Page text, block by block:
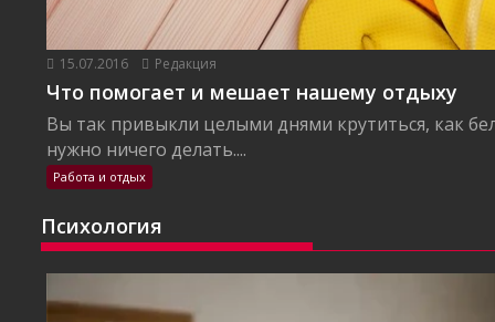
15.07.2016 Редакция
Что помогает и мешает нашему отдыху
Вы так привыкли целыми днями крутиться, как
нужно ничего делать....
Работа и отдых
Психология